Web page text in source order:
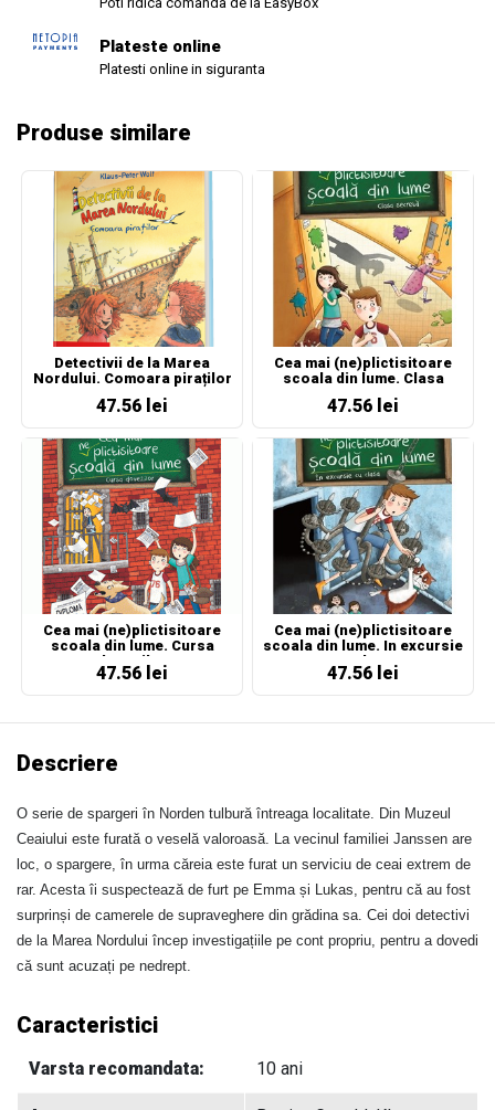
Plateste online
Platesti online in siguranta
Produse similare
Detectivii de la Marea
Nordului. Comoara piraților
47.56 lei
Cea mai (ne)plictisitoare
scoala din lume. Clasa
47.56 lei
Cea mai (ne)plictisitoare
scoala din lume. Cursa
dovezilor
47.56 lei
Cea mai (ne)plictisitoare
scoala din lume. In excursie
cu clasa
47.56 lei
Descriere
O serie de spargeri în Norden tulbură întreaga localitate. Din Muzeul
Ceaiului este furată o veselă valoroasă. La vecinul familiei Janssen are
loc, o spargere, în urma căreia este furat un serviciu de ceai extrem de
rar. Acesta îi suspectează de furt pe Emma și Lukas, pentru că au fost
surprinși de camerele de supraveghere din grădina sa. Cei doi detectivi
de la Marea Nordului încep investigațiile pe cont propriu, pentru a dovedi
că sunt acuzați pe nedrept.
Caracteristici
Varsta recomandata: 10 ani